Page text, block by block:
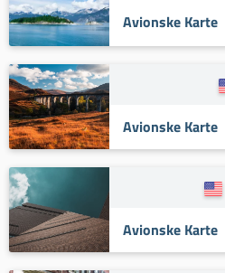
Avionske Karte
Avionske Karte
Avionske Karte